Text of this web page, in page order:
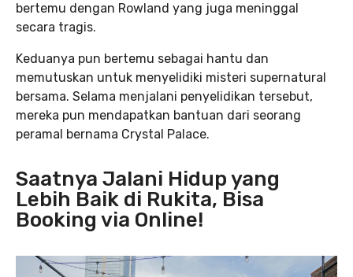
bertemu dengan Rowland yang juga meninggal
secara tragis.
Keduanya pun bertemu sebagai hantu dan
memutuskan untuk menyelidiki misteri supernatural
bersama. Selama menjalani penyelidikan tersebut,
mereka pun mendapatkan bantuan dari seorang
peramal bernama Crystal Palace.
Saatnya Jalani Hidup yang
Lebih Baik di Rukita, Bisa
Booking via Online!